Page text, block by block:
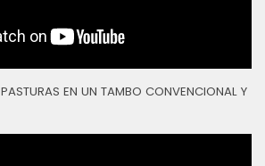
EN UN TAMBO CONVENCIONAL Y